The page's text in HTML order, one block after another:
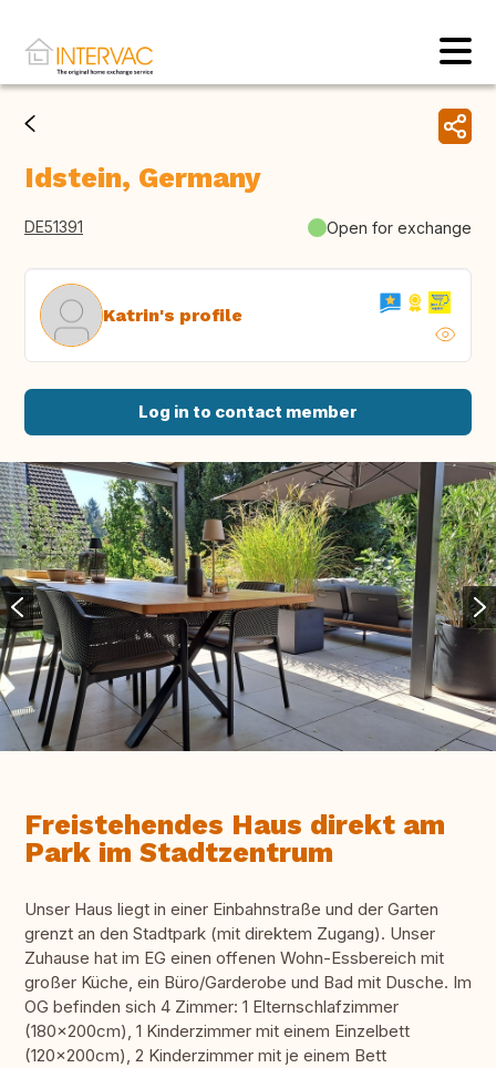
Idstein, Germany
DE51391 Open for exchange
Katrin's profile
Log in to contact member
Freistehendes Haus direkt am
Park im Stadtzentrum
Unser Haus liegt in einer Einbahnstraße und der Garten
grenzt an den Stadtpark (mit direktem Zugang). Unser
Zuhause hat im EG einen offenen Wohn-Essbereich mit
großer Küche, ein Büro/Garderobe und Bad mit Dusche. Im
OG befinden sich 4 Zimmer: 1 Elternschlafzimmer
(180x200cm), 1 Kinderzimmer mit einem Einzelbett
(120x200cm), 2 Kinderzimmer mit je einem Bett